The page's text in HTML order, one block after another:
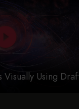
Visually Using